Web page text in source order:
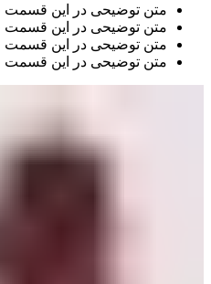
متن توضیحی در این قسمت
متن توضیحی در این قسمت
متن توضیحی در این قسمت
متن توضیحی در این قسمت